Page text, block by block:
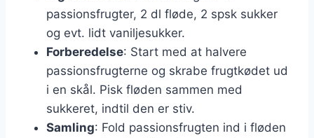
passionsfrugter, 2 dl fløde, 2 spsk sukker
og evt. lidt vaniljesukker.
Forberedelse: Start med at halvere
passionsfrugterne og skrabe frugtkødet ud
i en skål. Pisk fløden sammen med
sukkeret, indtil den er stiv.
Samling: Fold passionsfrugten ind i fløden